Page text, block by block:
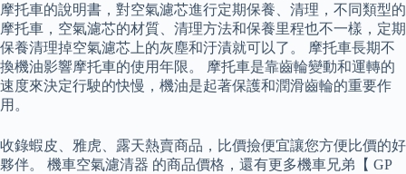
摩托車的說明書，對空氣濾芯進行定期保養、清理，不同類型的
摩托車，空氣濾芯的材質、清理方法和保養里程也不一樣，定期
保養清理掉空氣濾芯上的灰塵和汙漬就可以了。 摩托車長期不
換機油影響摩托車的使用年限。 摩托車是靠齒輪變動和運轉的
速度來決定行駛的快慢，機油是起著保護和潤滑齒輪的重要作
用。
收錄蝦皮、雅虎、露天熱賣商品，比價撿便宜讓您方便比價的好
夥伴。 機車空氣濾清器 的商品價格，還有更多機車兄弟【 GP